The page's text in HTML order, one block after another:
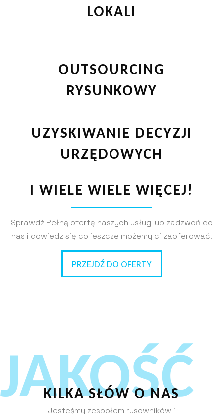
LOKALI
OUTSOURCING
RYSUNKOWY
UZYSKIWANIE DECYZJI
URZĘDOWYCH
I WIELE WIELE WIĘCEJ!
Sprawdź Pełną ofertę naszych usług lub zadzwoń do
nas i dowiedz się co jeszcze możemy ci zaoferować!
PRZEJDŹ DO OFERTY
JAKOŚĆ
KILKA SŁÓW O NAS
Jesteśmy zespołem rysowników i